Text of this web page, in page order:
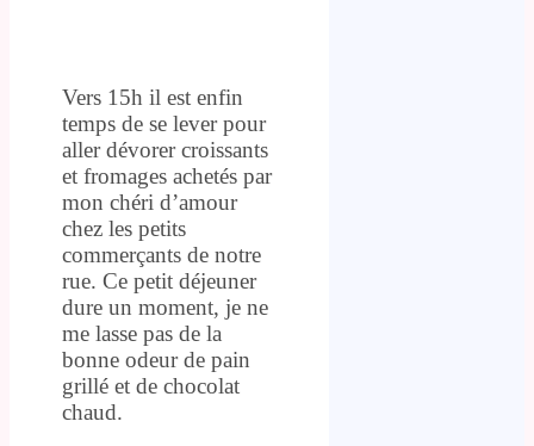
Vers 15h il est enfin
temps de se lever pour
aller dévorer croissants
et fromages achetés par
mon chéri d’amour
chez les petits
commerçants de notre
rue. Ce petit déjeuner
dure un moment, je ne
me lasse pas de la
bonne odeur de pain
grillé et de chocolat
chaud.